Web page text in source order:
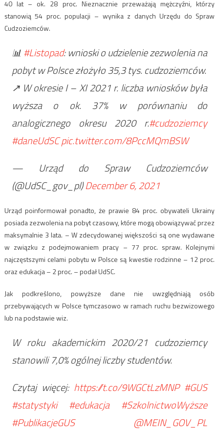
40 lat – ok. 28 proc. Nieznacznie przeważają mężczyźni, którzy
stanowią 54 proc. populacji – wynika z danych Urzędu do Spraw
Cudzoziemców.
📊#Listopad: wnioski o udzielenie zezwolenia na
pobyt w Polsce złożyło 35,3 tys. cudzoziemców.
↗️ W okresie I – XI 2021 r. liczba wniosków była
wyższa o ok. 37% w porównaniu do
analogicznego okresu 2020 r.#cudzoziemcy
#daneUdSCpic.twitter.com/8PccMQmBSW
— Urząd do Spraw Cudzoziemców
(@UdSC_gov_pl)December 6, 2021
Urząd poinformował ponadto, że prawie 84 proc. obywateli Ukrainy
posiada zezwolenia na pobyt czasowy, które mogą obowiązywać przez
maksymalnie 3 lata. – W zdecydowanej większości są one wydawane
w związku z podejmowaniem pracy – 77 proc. spraw. Kolejnymi
najczęstszymi celami pobytu w Polsce są kwestie rodzinne – 12 proc.
oraz edukacja – 2 proc. – podał UdSC.
Jak podkreślono, powyższe dane nie uwzględniają osób
przebywających w Polsce tymczasowo w ramach ruchu bezwizowego
lub na podstawie wiz.
W roku akademickim 2020/21 cudzoziemcy
stanowili 7,0% ogólnej liczby studentów.
Czytaj więcej: https://t.co/9WGCtLzMNP #GUS
#statystyki
#edukacja
#SzkolnictwoWyższe
#PublikacjeGUS
@MEIN_GOV_PL